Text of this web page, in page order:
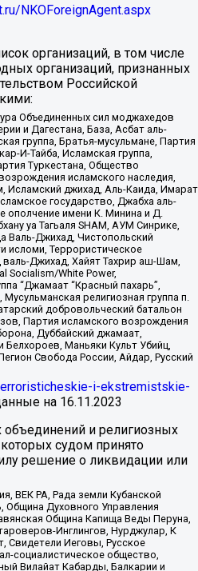
NKOForeignAgent.aspx
организаций, в том числе
организаций, признанных
Российской
Объединенных сил моджахедов
и Дагестана, База, Асбат аль-
группа, Братья-мусульмане, Партия
И-Тайба, Исламская группа,
Туркестана, Общество
исламского наследия,
джихад, Аль-Каида, Имарат
государство, Джабха аль-
имени К. Минина и Д.
уа Тагьаля SHAM, АУМ Синрике,
Валь-Джихад, Чистопольский
исломи, Террористическое
валь-Джихад, Хайят Тахрир аш-Шам,
Socialism/White Power,
“Джамаат “Красный пахарь”,
религиозная группа п.
добровольческий батальон
Партия исламского возрождения
Дуббайский джамаат,
Маньяки Культ Убийц,
Свобода России, Айдар, Русский
i-ekstremistskie-
на 16.11.2023
и религиозных
судом принято
решение о ликвидации или
ВЕК РА, Рада земли Кубанской
Духовного Управления
Община Капища Веды Перуна,
Инглингов, Нурджулар, К
Свидетели Иеговы, Русское
социалистическое общество,
Вилайат Кабарды, Балкарии и